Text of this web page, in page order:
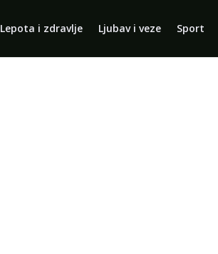
Lepota i zdravlje Ljubav i veze Sport